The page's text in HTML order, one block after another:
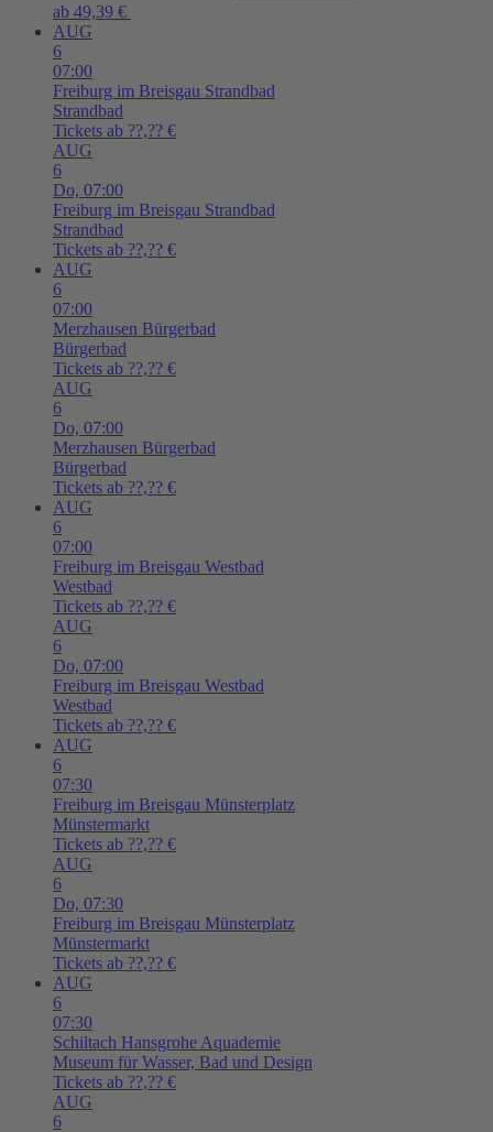
ab 49,39 €
AUG
6
07:00
Freiburg im Breisgau Strandbad
Strandbad
Tickets ab ??,?? €
AUG
6
Do, 07:00
Freiburg im Breisgau Strandbad
Strandbad
Tickets ab ??,?? €
AUG
6
07:00
Merzhausen Bürgerbad
Bürgerbad
Tickets ab ??,?? €
AUG
6
Do, 07:00
Merzhausen Bürgerbad
Bürgerbad
Tickets ab ??,?? €
AUG
6
07:00
Freiburg im Breisgau Westbad
Westbad
Tickets ab ??,?? €
AUG
6
Do, 07:00
Freiburg im Breisgau Westbad
Westbad
Tickets ab ??,?? €
AUG
6
07:30
Freiburg im Breisgau Münsterplatz
Münstermarkt
Tickets ab ??,?? €
AUG
6
Do, 07:30
Freiburg im Breisgau Münsterplatz
Münstermarkt
Tickets ab ??,?? €
AUG
6
07:30
Schiltach Hansgrohe Aquademie
Museum für Wasser, Bad und Design
Tickets ab ??,?? €
AUG
6